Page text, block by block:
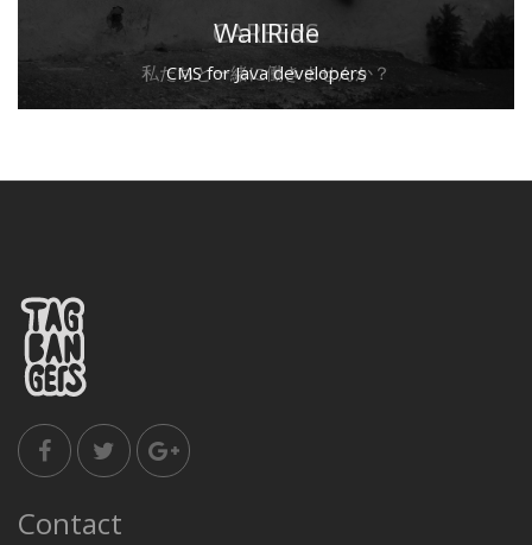
CAREERS
私たちと一緒に働きませんか？
WallRide
CMS for Java developers
Contact